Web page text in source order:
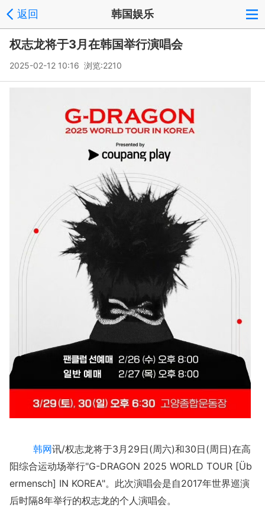
返回 韩国娱乐
权志龙将于3月在韩国举行演唱会
2025-02-12 10:16 浏览:2210
韩网讯/权志龙将于3月29日(周六)和30日(周日)在高
阳综合运动场举行"G-DRAGON 2025 WORLD TOUR [Üb
ermensch] IN KOREA"。此次演唱会是自2017年世界巡演
后时隔8年举行的权志龙的个人演唱会。